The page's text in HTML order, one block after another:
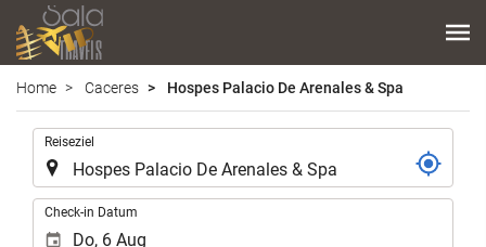
Home Caceres Hospes Palacio De Arenales & Spa
Reiseziel
Check-in Datum